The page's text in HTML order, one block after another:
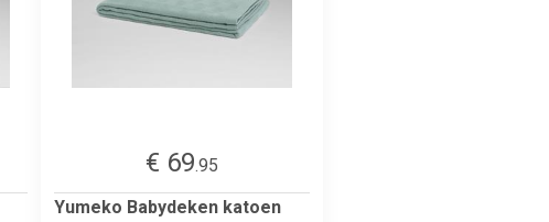
€ 69.95
Yumeko Babydeken katoen